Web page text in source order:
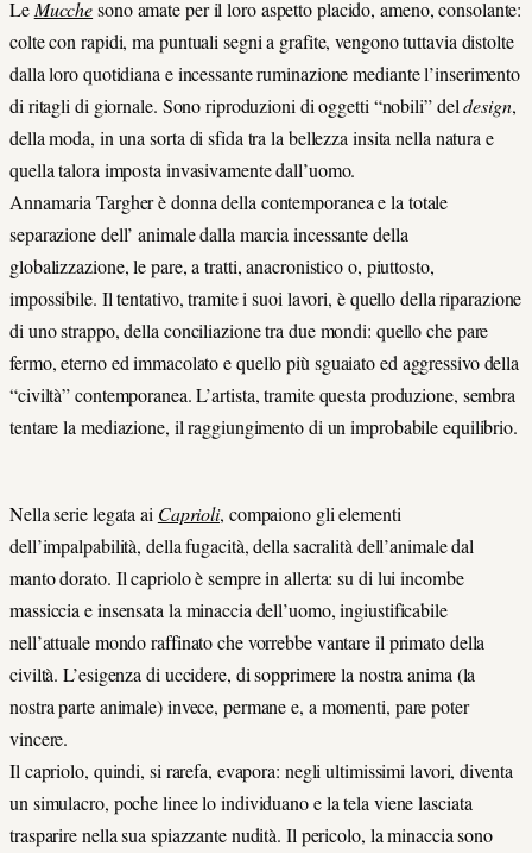
Le Mucchesono amate per il loro aspetto placido, ameno, consolante:
colte con rapidi, ma puntuali segni a grafite, vengono tuttavia distolte
dalla loro quotidiana e incessante ruminazione mediante l’inserimento
di ritagli di giornale. Sono riproduzioni di oggetti “nobili” deldesign,
della moda, in una sorta di sfida tra la bellezza insita nella natura e
quella talora imposta invasivamente dall’uomo.
Annamaria Targher è donna della contemporanea e la totale
separazione dell’ animale dalla marcia incessante della
globalizzazione, le pare, a tratti, anacronistico o, piuttosto,
impossibile. Il tentativo, tramite i suoi lavori, è quello della riparazione
di uno strappo, della conciliazione tra due mondi: quello che pare
fermo, eterno ed immacolato e quello più sguaiato ed aggressivo della
“civiltà” contemporanea. L’artista, tramite questa produzione, sembra
tentare la mediazione, il raggiungimento di un improbabile equilibrio.
Nella serie legata ai Caprioli, compaiono gli elementi
dell’impalpabilità, della fugacità, della sacralità dell’animale dal
manto dorato. Il capriolo è sempre in allerta: su di lui incombe
massiccia e insensata la minaccia dell’uomo, ingiustificabile
nell’attuale mondo raffinato che vorrebbe vantare il primato della
civiltà. L’esigenza di uccidere, di sopprimere la nostra anima (la
nostra parte animale) invece, permane e, a momenti, pare poter
vincere.
Il capriolo, quindi, si rarefa, evapora: negli ultimissimi lavori, diventa
un simulacro, poche linee lo individuano e la tela viene lasciata
trasparire nella sua spiazzante nudità. Il pericolo, la minaccia sono